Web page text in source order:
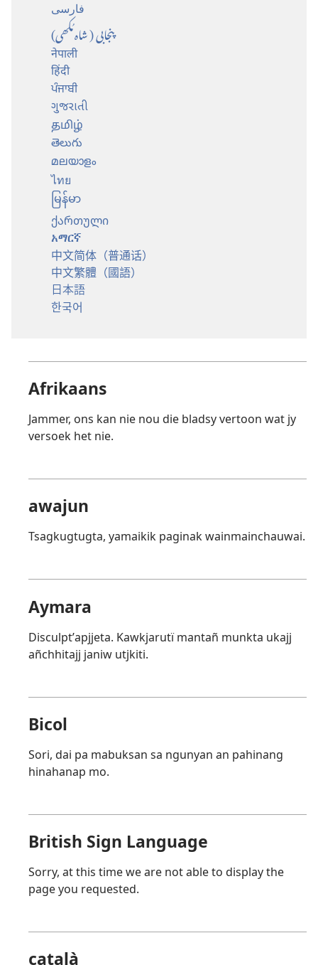
فارسی
پنجابی (شاہ مُکھی)
नेपाली
हिंदी
ਪੰਜਾਬੀ
ગુજરાતી
தமிழ்
తెలుగు
മലയാളം
ไทย
မြန်မာ
ქართული
አማርኛ
中文简体（普通话）
中文繁體（國語）
日本語
한국어
Afrikaans
Jammer, ons kan nie nou die bladsy vertoon wat jy
versoek het nie.
awajun
Tsagkugtugta, yamaikik paginak wainmainchauwai.
Aymara
Disculptʼapjjeta. Kawkjarutï mantañ munkta ukajj
añchhitajj janiw utjkiti.
Bicol
Sori, dai pa mabuksan sa ngunyan an pahinang
hinahanap mo.
British Sign Language
Sorry, at this time we are not able to display the
page you requested.
català